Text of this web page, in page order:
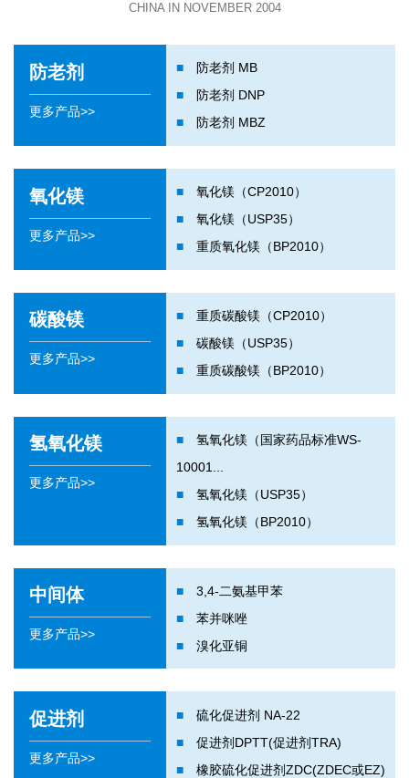
CHINA IN NOVEMBER 2004
防老剂
更多产品>>
■ 防老剂 MB
■ 防老剂 DNP
■ 防老剂 MBZ
氧化镁
更多产品>>
■ 氧化镁（CP2010）
■ 氧化镁（USP35）
■ 重质氧化镁（BP2010）
碳酸镁
更多产品>>
■ 重质碳酸镁（CP2010）
■ 碳酸镁（USP35）
■ 重质碳酸镁（BP2010）
氢氧化镁
更多产品>>
■ 氢氧化镁（国家药品标准WS-
10001...
■ 氢氧化镁（USP35）
■ 氢氧化镁（BP2010）
中间体
更多产品>>
■ 3,4-二氨基甲苯
■ 苯并咪唑
■ 溴化亚铜
促进剂
更多产品>>
■ 硫化促进剂 NA-22
■ 促进剂DPTT(促进剂TRA)
■ 橡胶硫化促进剂ZDC(ZDEC或EZ)